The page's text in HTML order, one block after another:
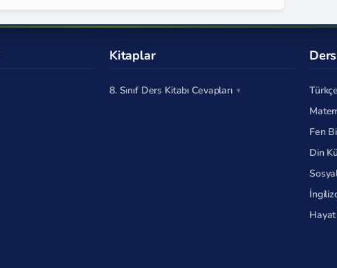
Kitaplar
8. Sınıf Ders Kitabı Cevapları
Fen
Din